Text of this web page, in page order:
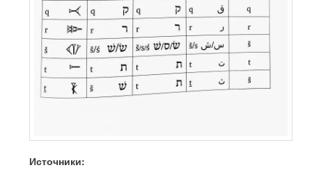
Источники: